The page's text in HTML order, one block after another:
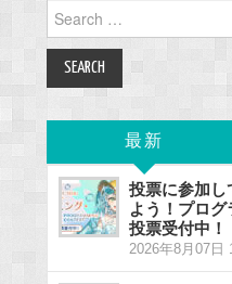
for:
最新
投票に参加し
よう！プロ
投票受付中！
2026年8月07日